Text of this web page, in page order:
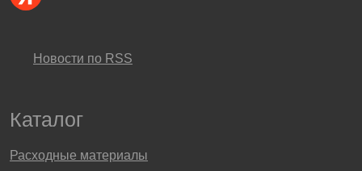
Новости по RSS
Каталог
Расходные материалы